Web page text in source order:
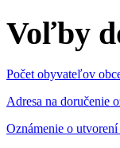
Voľby
Počet obyvateľov
Adresa na doručenie
Oznámenie o